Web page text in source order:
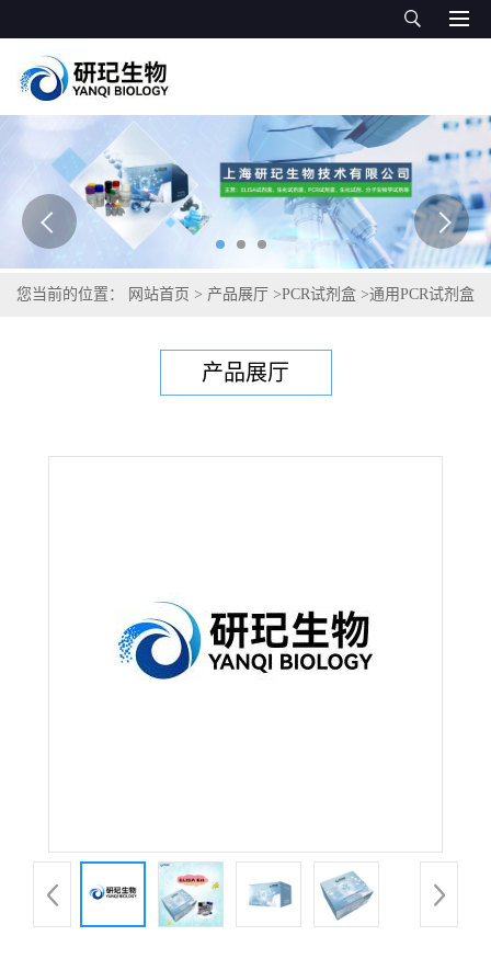
您当前的位置： 网站首页 > 产品展厅 >PCR试剂盒 >通用PCR试剂盒
产品展厅